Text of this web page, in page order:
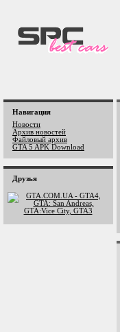
Навигация
Новости
Архив новостей
Файловый архив
GTA 5 APK Download
Друзья